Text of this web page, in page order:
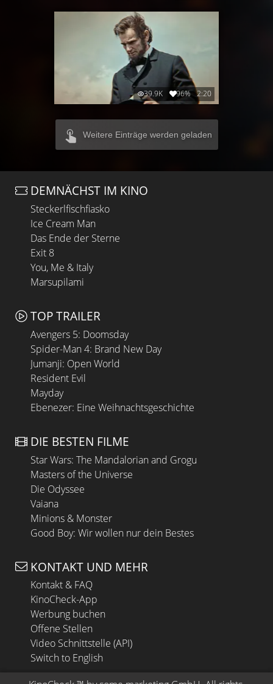
39.9K 96% 2:20
Weitere Einträge werden geladen
DEMNÄCHST IM KINO
Steckerlfischfiasko
Ice Cream Man
Das Ende der Sterne
Exit 8
You, Me & Italy
Marsupilami
TOP TRAILER
Avengers 5: Doomsday
Spider-Man 4: Brand New Day
Jumanji: Open World
Resident Evil
Mayday
Ebenezer: Eine Weihnachtsgeschichte
DIE BESTEN FILME
Star Wars: The Mandalorian and Grogu
Masters of the Universe
Die Odyssee
Vaiana
Minions & Monster
Good Boy: Wir wollen nur dein Bestes
KONTAKT UND MEHR
Kontakt & FAQ
KinoCheck-App
Werbung buchen
Offene Stellen
Video Schnittstelle (API)
Switch to English